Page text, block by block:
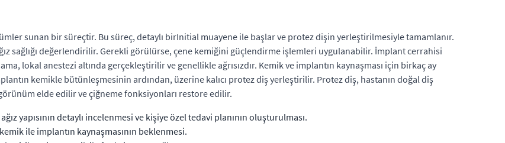
sunan bir süreçtir. Bu süreç, detaylı birInitial muayene ile başlar ve protez dişin yerleştirilmesiyle tamamlanır.
sağlığı değerlendirilir. Gerekli görülürse, çene kemiğini güçlendirme işlemleri uygulanabilir. İmplant cerrahisi
lokal anestezi altında gerçekleştirilir ve genellikle ağrısızdır. Kemik ve implantın kaynaşması için birkaç ay
kemikle bütünleşmesinin ardından, üzerine kalıcı protez diş yerleştirilir. Protez diş, hastanın doğal diş
elde edilir ve çiğneme fonksiyonları restore edilir.
yapısının detaylı incelenmesi ve kişiye özel tedavi planının oluşturulması.
ile implantın kaynaşmasının beklenmesi.